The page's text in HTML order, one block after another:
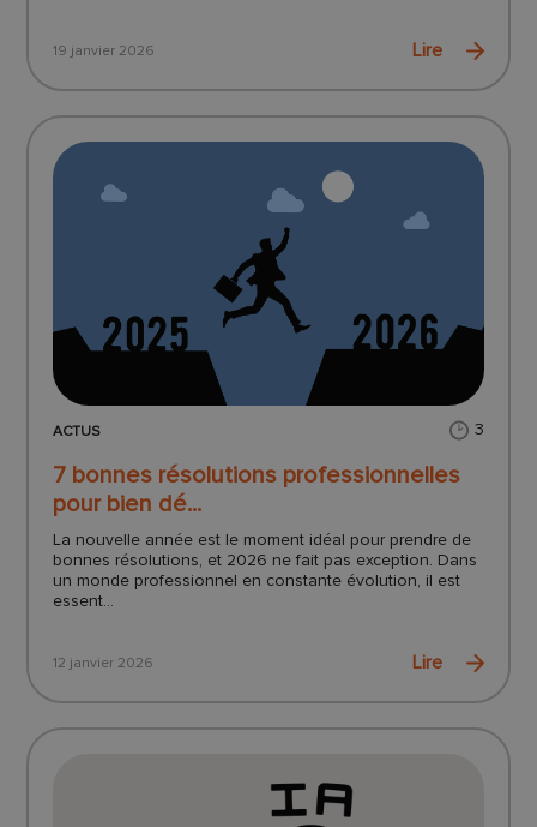
19 janvier 2026 Lire
ACTUS 3
7 bonnes résolutions professionnelles
pour bien dé...
La nouvelle année est le moment idéal pour prendre de
bonnes résolutions, et 2026 ne fait pas exception. Dans
un monde professionnel en constante évolution, il est
essent...
12 janvier 2026 Lire